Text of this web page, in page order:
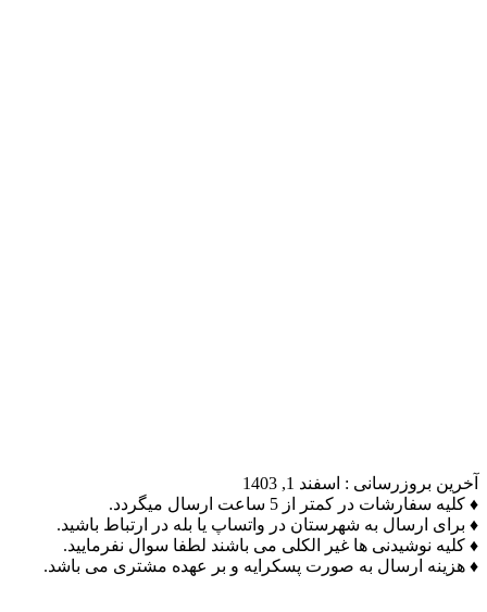
آخرین بروزرسانی : اسفند 1, 1403
♦ کلیه سفارشات در کمتر از 5 ساعت ارسال میگردد.
♦ برای ارسال به شهرستان در واتساپ یا بله در ارتباط باشید.
♦ کلیه نوشیدنی ها غیر الکلی می باشند لطفا سوال نفرمایید.
♦ هزینه ارسال به صورت پسکرایه و بر عهده مشتری می باشد.